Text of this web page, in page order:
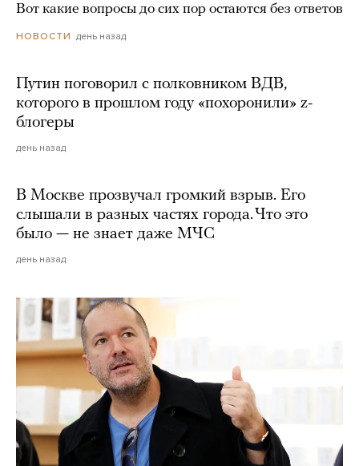
Вот какие вопросы до сих пор остаются без ответов
НОВОСТИ день назад
Путин поговорил с полковником ВДВ,
которого в прошлом году «похоронили» z-
блогеры
день назад
В Москве прозвучал громкий взрыв. Его
слышали в разных частях города. Что это
было — не знает даже МЧС
день назад